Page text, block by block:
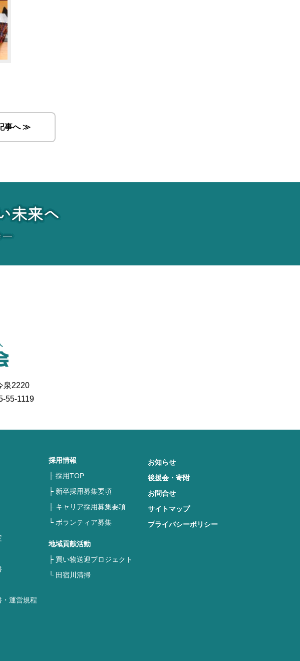
事へ ≫
未来へ
―
泉2220
55-1119
運営規程
採用情報
採用TOP
新卒採用募集要項
キャリア採用募集要項
ボランティア募集
地域貢献活動
買い物送迎プロジェクト
田宿川清掃
お知らせ
後援会・寄附
お問合せ
サイトマップ
プライバシーポリシー